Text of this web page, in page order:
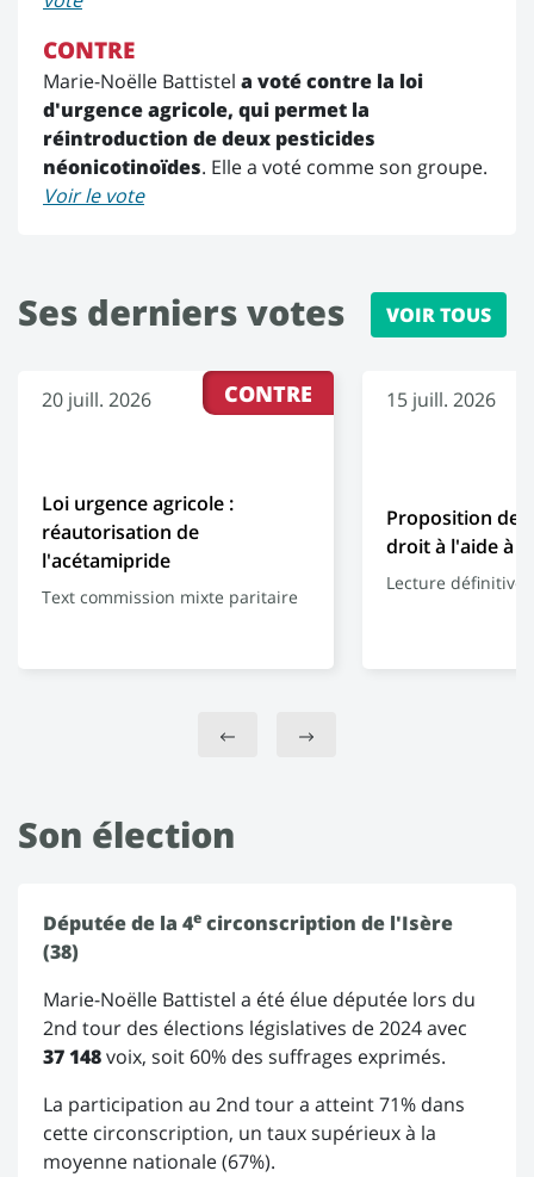
CONTRE
Marie-Noëlle Battistel a voté contre la loi
d'urgence agricole, qui permet la
réintroduction de deux pesticides
néonicotinoïdes. Elle a voté comme son groupe.
Voir le vote
Ses derniers votes VOIR TOUS
CONTRE
20 juill. 2026
Loi urgence agricole :
réautorisation de
l'acétamipride
Text commission mixte paritaire
15 juill. 2026
Proposition de
droit à l'aide à
Lecture définitive
Son élection
Députée de la 4e circonscription de l'Isère
(38)
Marie-Noëlle Battistel a été élue députée lors du
2nd tour des élections législatives de 2024 avec
37 148voix, soit 60% des suffrages exprimés.
La participation au 2nd tour a atteint 71% dans
cette circonscription, un taux supérieux à la
moyenne nationale (67%).